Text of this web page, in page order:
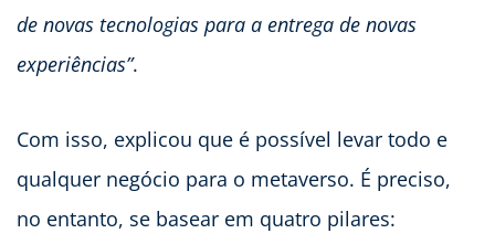
de novas tecnologias para a entrega de novas
experiências”.
Com isso, explicou que é possível levar todo e
qualquer negócio para o metaverso. É preciso,
no entanto, se basear em quatro pilares: